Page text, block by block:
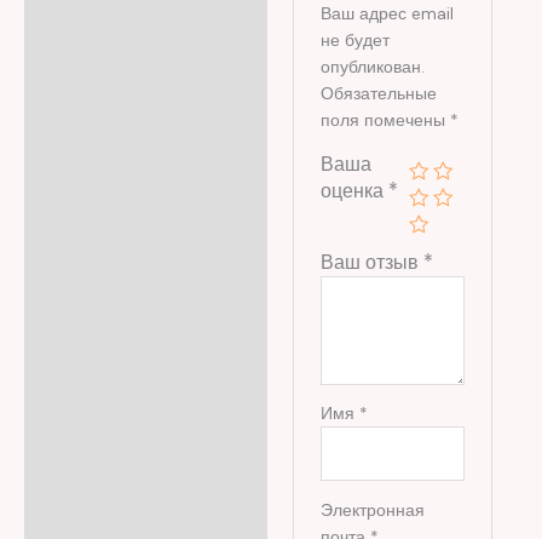
Ваш адрес email
не будет
опубликован.
Обязательные
поля помечены *
Ваша
оценка *
Ваш отзыв *
Имя *
Электронная